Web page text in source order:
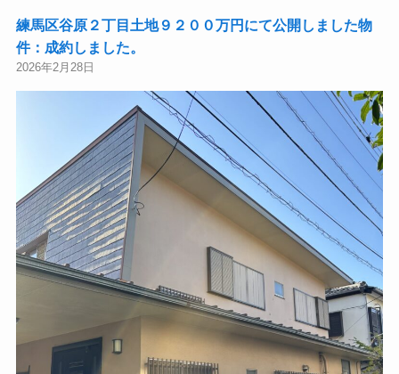
練馬区谷原２丁目土地９２００万円にて公開しました物
件：成約しました。
2026年2月28日